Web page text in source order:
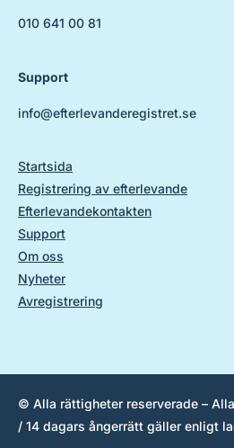
010 641 00 81
Support
info@efterlevanderegistret.se
Startsida
Registrering av efterlevande
Efterlevandekontakten
Support
Om oss
Nyheter
Avregistrering
© Alla rättigheter reserverade –
/ 14 dagars ångerrätt gäller enligt